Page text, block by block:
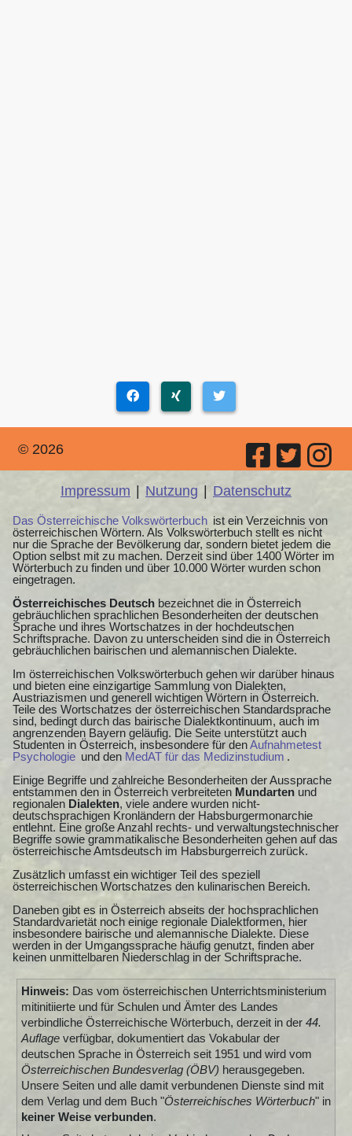
© 2026
Impressum Nutzung Datenschutz
Das Österreichische Volkswörterbuch ist ein Verzeichnis von
österreichischen Wörtern. Als Volkswörterbuch stellt es nicht
nur die Sprache der Bevölkerung dar, sondern bietet jedem die
Option selbst mit zu machen. Derzeit sind über 1400 Wörter im
Wörterbuch zu finden und über 10.000 Wörter wurden schon
eingetragen.
Österreichisches Deutsch bezeichnet die in Österreich
gebräuchlichen sprachlichen Besonderheiten der deutschen
Sprache und ihres Wortschatzes in der hochdeutschen
Schriftsprache. Davon zu unterscheiden sind die in Österreich
gebräuchlichen bairischen und alemannischen Dialekte.
Im österreichischen Volkswörterbuch gehen wir darüber hinaus
und bieten eine einzigartige Sammlung von Dialekten,
Austriazismen und generell wichtigen Wörtern in Österreich.
Teile des Wortschatzes der österreichischen Standardsprache
sind, bedingt durch das bairische Dialektkontinuum, auch im
angrenzenden Bayern geläufig. Die Seite unterstützt auch
Studenten in Österreich, insbesondere für denAufnahmetest
Psychologie und den MedAT für das Medizinstudium .
Einige Begriffe und zahlreiche Besonderheiten der Aussprache
entstammen den in Österreich verbreiteten Mundarten und
regionalen Dialekten, viele andere wurden nicht-
deutschsprachigen Kronländern der Habsburgermonarchie
entlehnt. Eine große Anzahl rechts- und verwaltungstechnischer
Begriffe sowie grammatikalische Besonderheiten gehen auf das
österreichische Amtsdeutsch im Habsburgerreich zurück.
Zusätzlich umfasst ein wichtiger Teil des speziell
österreichischen Wortschatzes den kulinarischen Bereich.
Daneben gibt es in Österreich abseits der hochsprachlichen
Standardvarietät noch einige regionale Dialektformen, hier
insbesondere bairische und alemannische Dialekte. Diese
werden in der Umgangssprache häufig genutzt, finden aber
keinen unmittelbaren Niederschlag in der Schriftsprache.
Hinweis: Das vom österreichischen Unterrichtsministerium
mitinitiierte und für Schulen und Ämter des Landes
verbindliche Österreichische Wörterbuch, derzeit in der 44.
Auflageverfügbar, dokumentiert das Vokabular der
deutschen Sprache in Österreich seit 1951 und wird vom
Österreichischen Bundesverlag (ÖBV) herausgegeben.
Unsere Seiten und alle damit verbundenen Dienste sind mit
dem Verlag und dem Buch "Österreichisches Wörterbuch" in
keiner Weise verbunden.